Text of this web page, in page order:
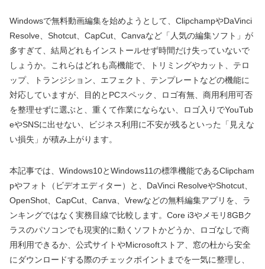
Windowsで無料動画編集を始めようとして、ClipchampやDaVinci
Resolve、Shotcut、CapCut、Canvaなど「人気の編集ソフト」が
多すぎて、結局どれもインストールせず時間だけ失っていないで
しょうか。これらはどれも高機能で、トリミングやカット、テロ
ップ、トランジション、エフェクト、テンプレートなどの機能に
対応していますが、目的とPCスペック、ロゴ有無、商用利用可否
を整理せずに選ぶと、重くて作業にならない、ロゴ入りでYouTub
eやSNSに出せない、ビジネス利用に不安が残るといった「見えな
い損失」が積み上がります。
本記事では、Windows10とWindows11の標準機能であるClipcham
pやフォト（ビデオエディター）と、DaVinci ResolveやShotcut、
OpenShot、CapCut、Canva、Vrewなどの無料編集アプリを、ラ
ンキングではなく実務目線で比較します。Core i3やメモリ8GBク
ラスのパソコンでも現実的に動くソフトかどうか、ロゴなしで商
用利用できるか、公式サイトやMicrosoftストア、窓の杜から安全
にダウンロードする際のチェックポイントまでを一気に整理し、